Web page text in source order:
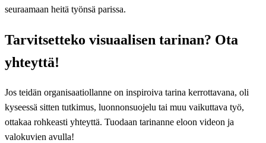
seuraamaan heitä työnsä parissa.
Tarvitsetteko visuaalisen tarinan? Ota
yhteyttä!
Jos teidän organisaatiollanne on inspiroiva tarina kerrottavana, oli
kyseessä sitten tutkimus, luonnonsuojelu tai muu vaikuttava työ,
ottakaa rohkeasti yhteyttä. Tuodaan tarinanne eloon videon ja
valokuvien avulla!